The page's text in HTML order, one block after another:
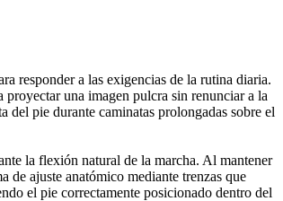
responder a las exigencias de la rutina diaria.
una imagen pulcra sin renunciar a la
del pie durante caminatas prolongadas sobre el
la flexión natural de la marcha. Al mantener
de ajuste anatómico mediante trenzas que
el pie correctamente posicionado dentro del